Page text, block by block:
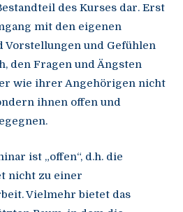
des Kurses dar. Erst
mit den eigenen
Vorstellungen und Gefühlen
den Fragen und Ängsten
wie ihrer Angehörigen nicht
ihnen offen und
ist „offen“, d.h. die
nicht zu einer
Vielmehr bietet das